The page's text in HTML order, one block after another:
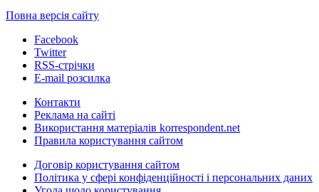
Повна версія сайту
Facebook
Twitter
RSS-стрічки
E-mail розсилка
Контакти
Реклама на сайті
Використання матеріалів korrespondent.net
Правила користування сайтом
Договір користування сайтом
Політика у сфері конфіденційності і персональних даних